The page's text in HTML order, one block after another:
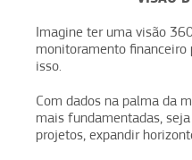
Imagine ter uma visão
monitoramento financeiro
isso.
Com dados na palma da
mais fundamentadas,
projetos, expandir